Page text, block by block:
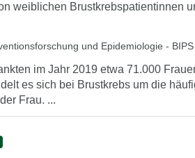
weiblichen Brustkrebspatientinnen
und Epidemiologie -
im Jahr 2019 etwa 71.000
es sich bei Brustkrebs um die
Frau. ...